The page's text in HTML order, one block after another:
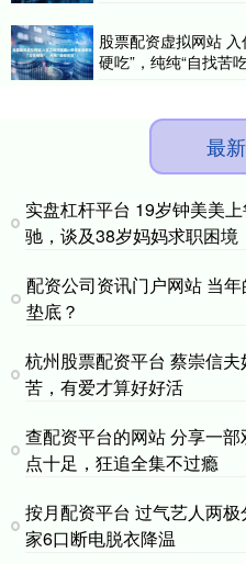
股票配资虚拟网站
硬吃”，纯纯“自找苦吃
最
实盘杠杆平台 19岁钟美美
驰，谈及38岁妈妈求职困境
配资公司资讯门户网站 当
垫底？
杭州股票配资平台 蔡崇信
苦，有爱才算好好活
查配资平台的网站 分享一
点十足，狂追全集不过瘾
按月配资平台 过气艺人两
家6口断电脱衣降温